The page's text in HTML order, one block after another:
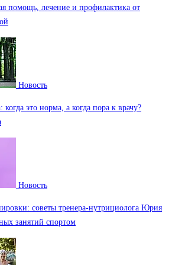
помощь, лечение и профилактика от
Новость
когда это норма, а когда пора к врачу?
Новость
советы тренера-нутрициолога Юрия
занятий спортом